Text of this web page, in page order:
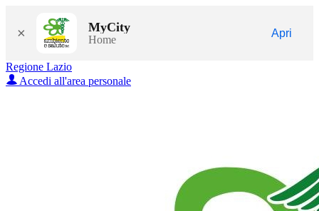
× MyCity
Home
Apri
Regione Lazio
Accedi all'area personale